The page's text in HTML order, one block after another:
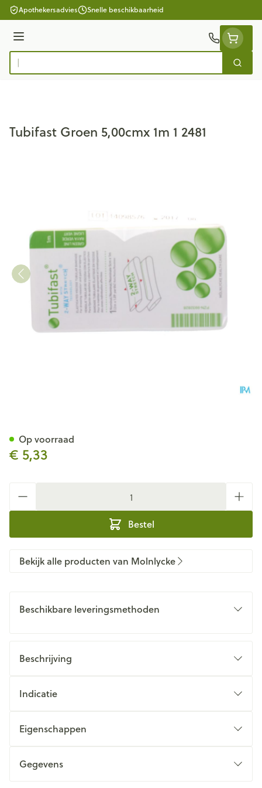
Ga naar de inhoud
Apothekersadvies Snelle beschikbaarheid
Menu
Product, merk, categorie...
Zoek
Tubifast Groen 5,00cmx 1m 1 2481
€ 5,33
Bestel
Op voorraad
Bekijk alle producten van Molnlycke
Beschikbare leveringsmethoden
Beschrijving
Indicatie
Eigenschappen
Gegevens